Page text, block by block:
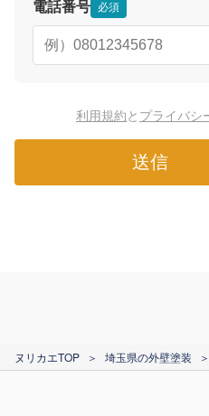
電話番号 必須
利用規約と プライバシ
送信
ヌリカエTOP ＞ 埼玉県の外壁塗装 ＞